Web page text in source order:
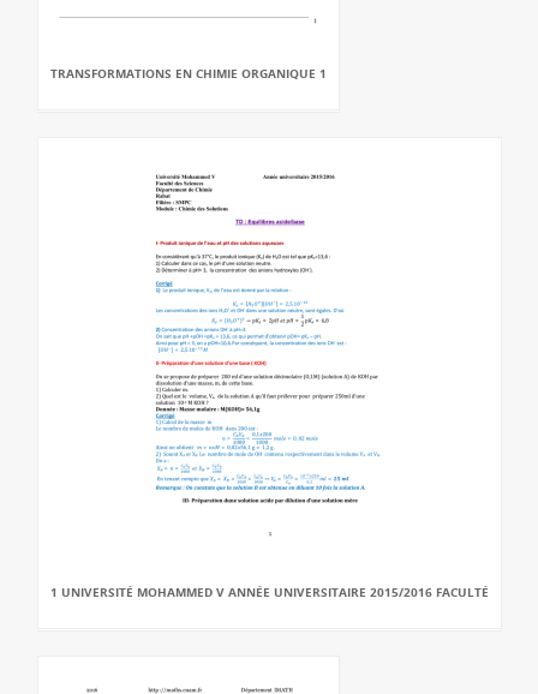
TRANSFORMATIONS EN CHIMIE ORGANIQUE 1
1 UNIVERSITÉ MOHAMMED V ANNÉE UNIVERSITAIRE 2015/2016 FACULTÉ